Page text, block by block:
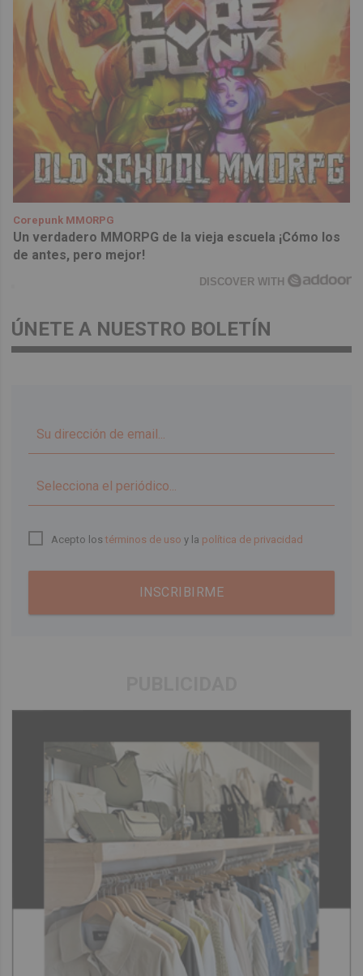
Corepunk MMORPG
Un verdadero MMORPG de la vieja escuela ¡Cómo los
de antes, pero mejor!
DISCOVER WITH
ÚNETE A NUESTRO BOLETÍN
Acepto lostérminos de uso y la política de privacidad
INSCRIBIRME